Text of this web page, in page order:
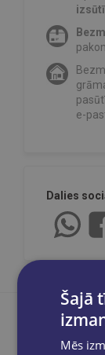
e-
Dalies
Šajā
Mēs